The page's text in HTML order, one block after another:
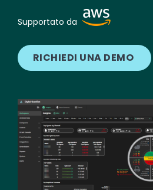
Supportato da Image
RICHIEDI UNA DEMO
Image